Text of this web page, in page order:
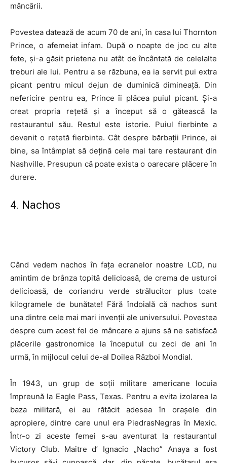
mâncării.
Povestea datează de acum 70 de ani, în casa lui Thornton
Prince, o afemeiat infam. După o noapte de joc cu alte
fete, și-a găsit prietena nu atât de încântată de celelalte
treburi ale lui. Pentru a se răzbuna, ea ia servit pui extra
picant pentru micul dejun de duminică dimineață. Din
nefericire pentru ea, Prince îi plăcea puiul picant. Și-a
creat propria rețetă și a început să o gătească la
restaurantul său. Restul este istorie. Puiul fierbinte a
devenit o rețetă fierbinte. Cât despre bărbații Prince, ei
bine, sa întâmplat să dețină cele mai tare restaurant din
Nashville. Presupun că poate exista o oarecare plăcere în
durere.
4. Nachos
Când vedem nachos în fața ecranelor noastre LCD, nu
amintim de brânza topită delicioasă, de crema de usturoi
delicioasă, de coriandru verde strălucitor plus toate
kilogramele de bunătate! Fără îndoială că nachos sunt
una dintre cele mai mari invenții ale universului. Povestea
despre cum acest fel de mâncare a ajuns să ne satisfacă
plăcerile gastronomice la începutul cu zeci de ani în
urmă, în mijlocul celui de-al Doilea Război Mondial.
În 1943, un grup de soții militare americane locuia
împreună la Eagle Pass, Texas. Pentru a evita izolarea la
baza militară, ei au rătăcit adesea în orașele din
apropiere, dintre care unul era PiedrasNegras în Mexic.
Într-o zi aceste femei s-au aventurat la restaurantul
Victory Club. Maitre d’ Ignacio „Nacho” Anaya a fost